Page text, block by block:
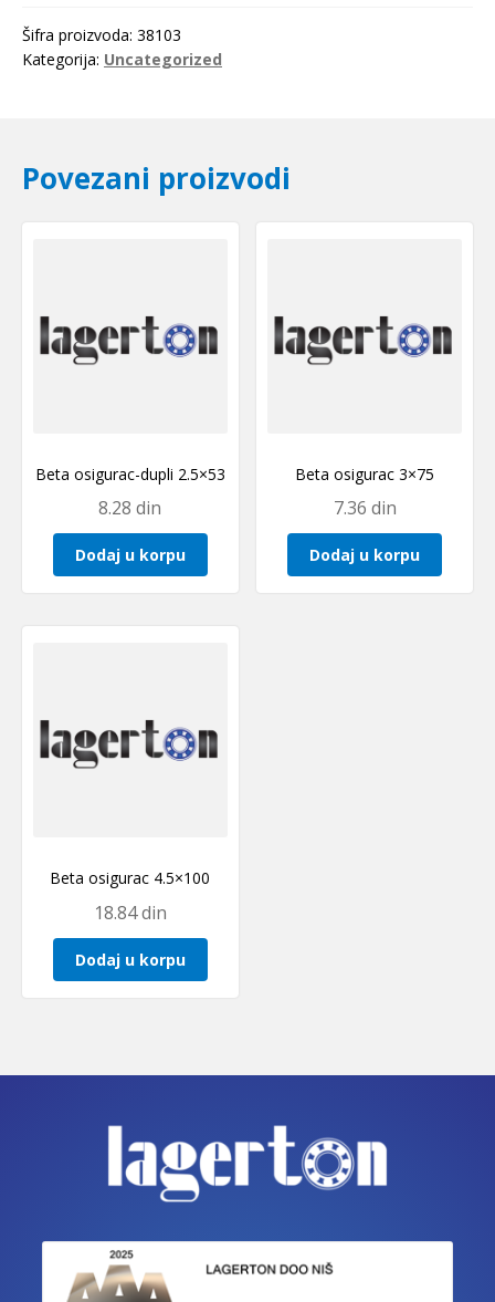
Optibelt
količina
Šifra proizvoda: 38103
Kategorija: Uncategorized
Povezani proizvodi
Beta osigurac-dupli 2.5×53
8.28din
Dodaj u korpu
Beta osigurac 3×75
7.36 din
Dodaj u korpu
Beta osigurac 4.5×100
18.84din
Dodaj u korpu